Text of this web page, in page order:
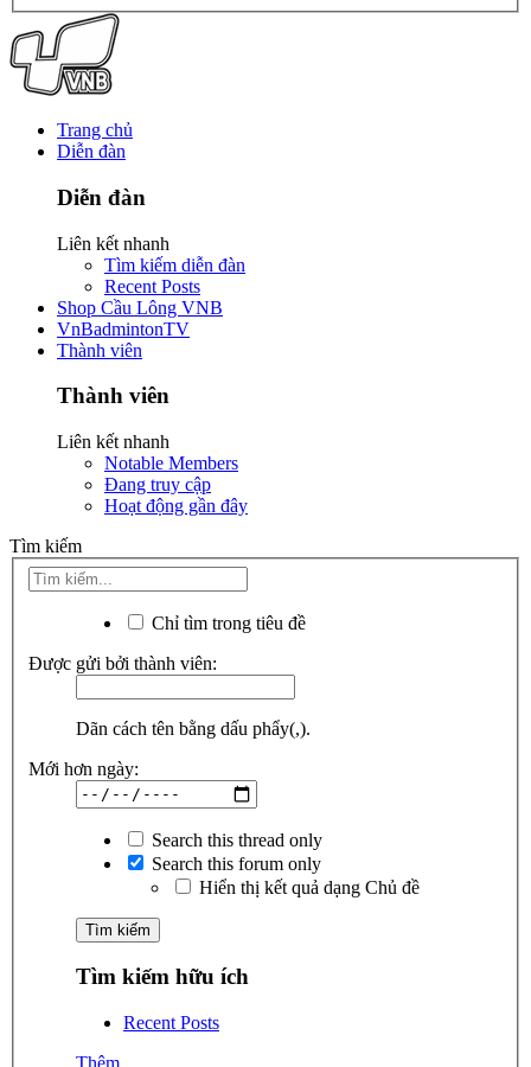
Trang chủ
Diễn đàn
Diễn đàn
Liên kết nhanh
Tìm kiếm diễn đàn
Recent Posts
Shop Cầu Lông VNB
VnBadmintonTV
Thành viên
Thành viên
Liên kết nhanh
Notable Members
Đang truy cập
Hoạt động gần đây
Tìm kiếm
Chỉ tìm trong tiêu đề
Được gửi bởi thành viên:
Dãn cách tên bằng dấu phẩy(,).
Mới hơn ngày:
Search this thread only
Search this forum only
Hiển thị kết quả dạng Chủ đề
Tìm kiếm hữu ích
Recent Posts
Thêm...